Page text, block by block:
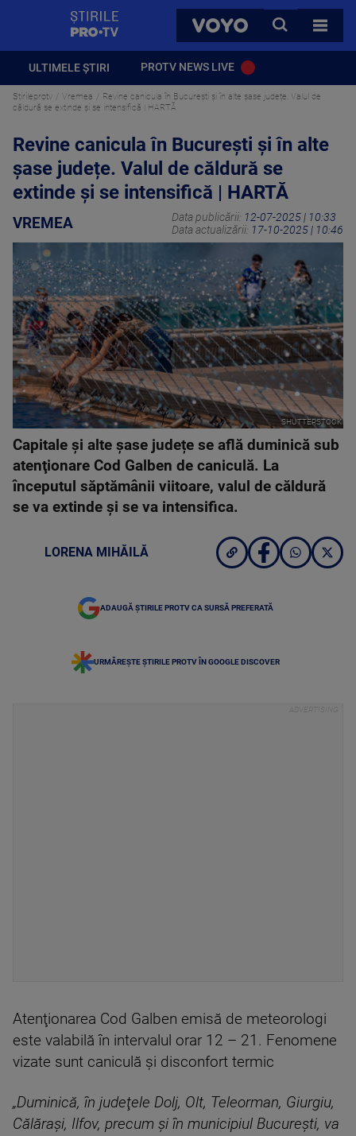
VOYO
CAUTA
TOATE
ULTIMELE ȘTIRI PROTV NEWS LIVE
Stirileprotv Vremea
Revine canicula în București și în alte șase județe. Valul de
căldură se extinde şi se intensifică | HARTĂ
Revine canicula în București și în alte
șase județe. Valul de căldură se
extinde şi se intensifică | HARTĂ
VREMEA Data publicării: 12-07-2025 | 10:33
Data actualizării: 17-10-2025 | 10:46
SHUTTERSTOCK
Capitale și alte șase județe se află duminică sub
atenţionare Cod Galben de caniculă. La
începutul săptămânii viitoare, valul de căldură
se va extinde şi se va intensifica.
LORENA MIHĂILĂ
ADAUGĂ ȘTIRILE PROTV CA SURSĂ PREFERATĂ
URMĂREȘTE ȘTIRILE PROTV ÎN GOOGLE DISCOVER
Atenţionarea Cod Galben emisă de meteorologi
este valabilă în intervalul orar 12 – 21. Fenomene
vizate sunt caniculă şi disconfort termic
„Duminică, în judeţele Dolj, Olt, Teleorman, Giurgiu,
Călăraşi, Ilfov, precum şi în municipiul Bucureşti, va